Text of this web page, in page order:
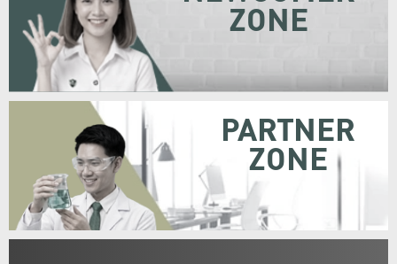
ZONE
PARTNER
ZONE